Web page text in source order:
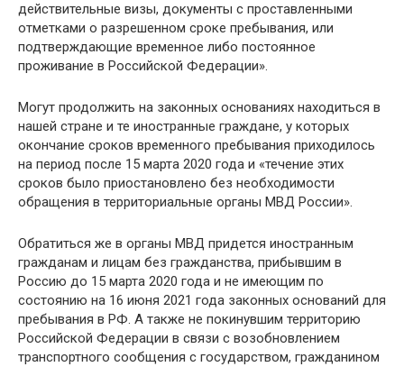
действительные визы, документы с проставленными
отметками о разрешенном сроке пребывания, или
подтверждающие временное либо постоянное
проживание в Российской Федерации».
Могут продолжить на законных основаниях находиться в
нашей стране и те иностранные граждане, у которых
окончание сроков временного пребывания приходилось
на период после 15 марта 2020 года и «течение этих
сроков было приостановлено без необходимости
обращения в территориальные органы МВД России».
Обратиться же в органы МВД придется иностранным
гражданам и лицам без гражданства, прибывшим в
Россию до 15 марта 2020 года и не имеющим по
состоянию на 16 июня 2021 года законных оснований для
пребывания в РФ. А также не покинувшим территорию
Российской Федерации в связи с возобновлением
транспортного сообщения с государством, гражданином